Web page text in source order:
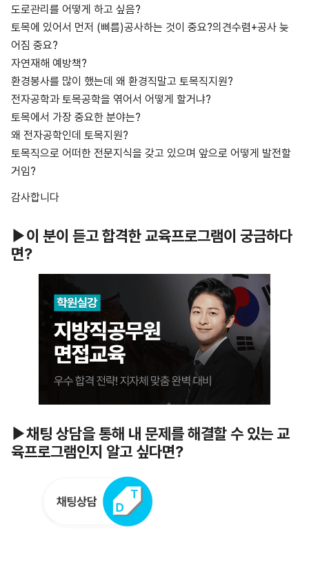
도로관리를 어떻게 하고 싶음?
토목에 있어서 먼저 (삐름)공사하는 것이 중요?의견수렴+공사 늦
어짐 중요?
자연재해 예방책?
환경봉사를 많이 했는데 왜 환경직말고 토목직지원?
전자공학과 토목공학을 엮어서 어떻게 할거냐?
토목에서 가장 중요한 분야는?
왜 전자공학인데 토목지원?
토목직으로 어떠한 전문지식을 갖고 있으며 앞으로 어떻게 발전할
거임?
감사합니다
▶이 분이 듣고 합격한 교육프로그램이 궁금하다
면?
▶채팅 상담을 통해 내 문제를 해결할 수 있는 교
육프로그램인지 알고 싶다면?